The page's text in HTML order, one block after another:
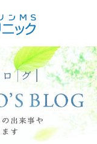
ト